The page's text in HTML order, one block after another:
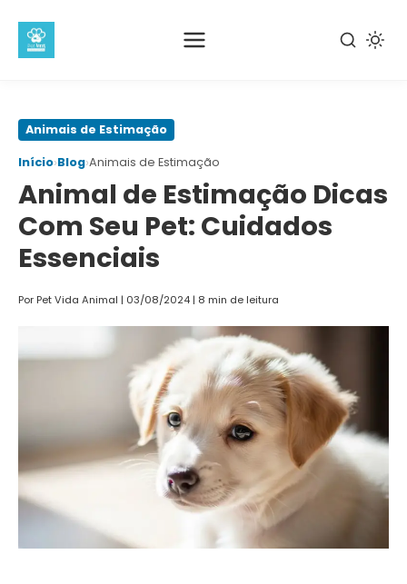
Pular
conteúdo
principal
Animais de Estimação
Início›Blog›Animais de Estimação
Animal de Estimação Dicas
Com Seu Pet: Cuidados
Essenciais
Por Pet Vida Animal | 03/08/2024 | 8 min de leitura